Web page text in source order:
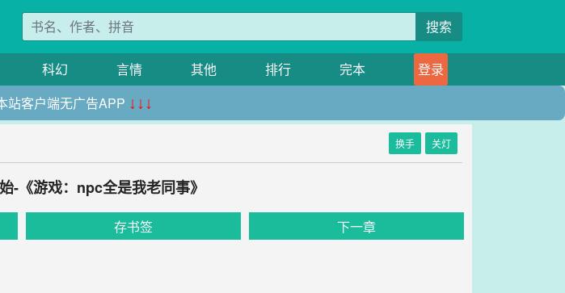
搜索
科幻 言情 其他 排行 完本
登录
站客户端无广告APP ↓↓↓
换手 关灯
-《游戏：npc全是我老同事》
存书签 下一章